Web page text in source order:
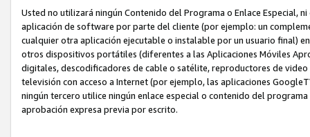
Usted no utilizará ningún Contenido del Programa o Enlace Especial,
aplicación de software por parte del cliente (por ejemplo: un
cualquier otra aplicación ejecutable o instalable por un usuario final)
otros dispositivos portátiles (diferentes a las Aplicaciones Móviles
digitales, descodificadores de cable o satélite, reproductores de
televisión con acceso a Internet (por ejemplo, las aplicaciones
ningún tercero utilice ningún enlace especial o contenido del
aprobación expresa previa por escrito.